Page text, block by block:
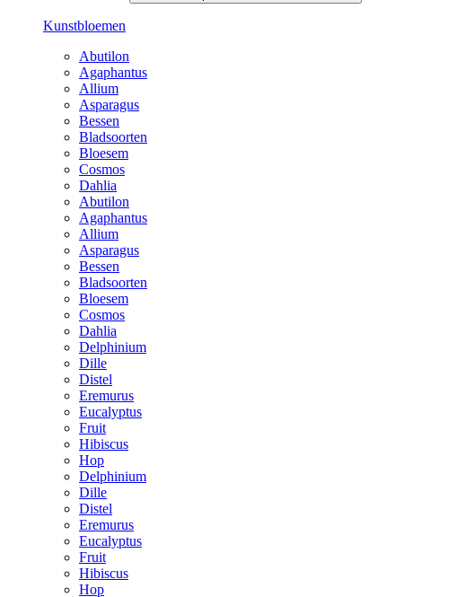
Kunstbloemen
Abutilon
Agaphantus
Allium
Asparagus
Bessen
Bladsoorten
Bloesem
Cosmos
Dahlia
Abutilon
Agaphantus
Allium
Asparagus
Bessen
Bladsoorten
Bloesem
Cosmos
Dahlia
Delphinium
Dille
Distel
Eremurus
Eucalyptus
Fruit
Hibiscus
Hop
Delphinium
Dille
Distel
Eremurus
Eucalyptus
Fruit
Hibiscus
Hop